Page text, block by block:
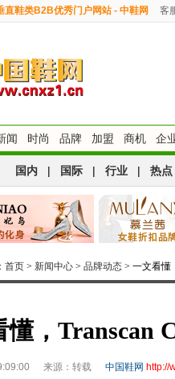
直鞋类B2B优秀门户网站 - 中鞋网 客
闻 时尚 品牌 加盟 商机 企
国内 | 国际 | 行业 | 热点
首页 > 新闻中心 > 品牌动态 > 一文看懂
懂，Transcan
来源：转载 中国鞋网 http://